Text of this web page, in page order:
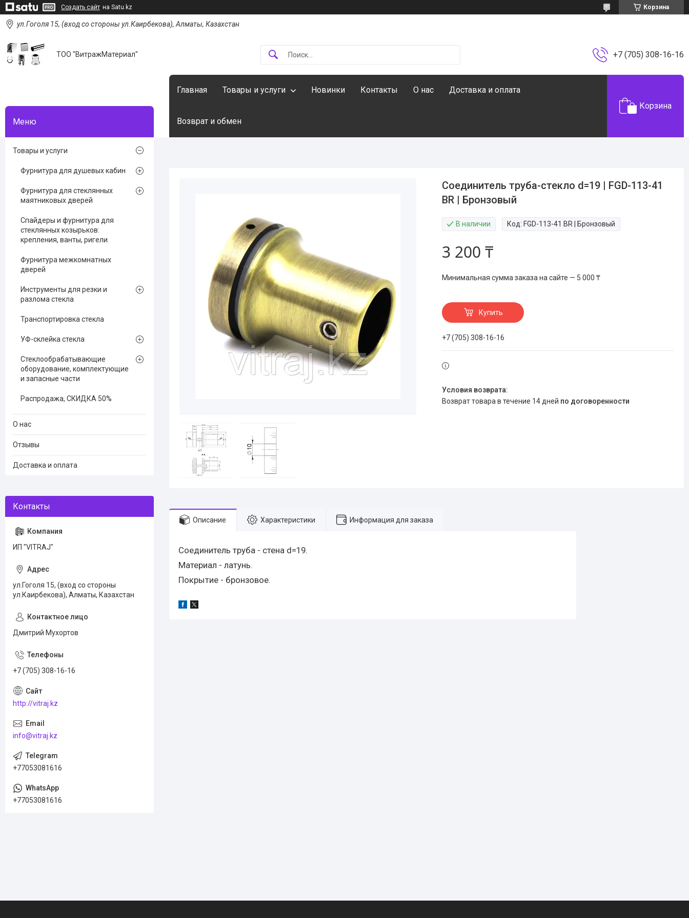
Создать сайт на Satu.kz Корзина
ул.Гоголя 15, (вход со стороны ул.Каирбекова), Алматы, Казахстан
ТОО "ВитражМатериал" +7 (705) 308-16-16
Главная Товары и услуги Новинки Контакты О нас Доставка и оплата
Возврат и обмен
Корзина
Соединитель труба-стекло d=19 | FGD-113-41
BR | Бронзовый
В наличии Код: FGD-113-41 BR | Бронзовый
3 200 ₸
Минимальная сумма заказа на сайте — 5 000 ₸
Купить
+7 (705) 308-16-16
возврат товара в течение 14 дней по договоренности
Описание Характеристики Информация для заказа
Соединитель труба - стена d=19.
Материал - латунь.
Покрытие - бронзовое.
Товары и услуги
Фурнитура для душевых кабин
Фурнитура для стеклянных
маятниковых дверей
Спайдеры и фурнитура для
стеклянных козырьков:
крепления, ванты, ригели
Фурнитура межкомнатных
дверей
Инструменты для резки и
разлома стекла
Транспортировка стекла
УФ-склейка стекла
Стеклообрабатывающие
оборудование, комплектующие
и запасные части
Распродажа, СКИДКА 50%
О нас
Отзывы
Доставка и оплата
ИП "VITRAJ"
ул.Гоголя 15, (вход со стороны
ул.Каирбекова), Алматы, Казахстан
Дмитрий Мухортов
+7 (705) 308-16-16
http://vitraj.kz
info@vitraj.kz
+77053081616
+77053081616